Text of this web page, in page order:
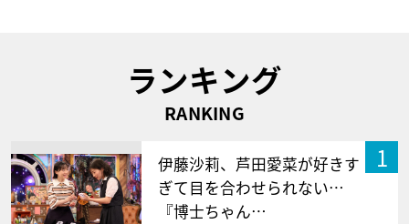
ランキング
RANKING
1
伊藤沙莉、芦田愛菜が好きす
ぎて目を合わせられない…
『博士ちゃん…